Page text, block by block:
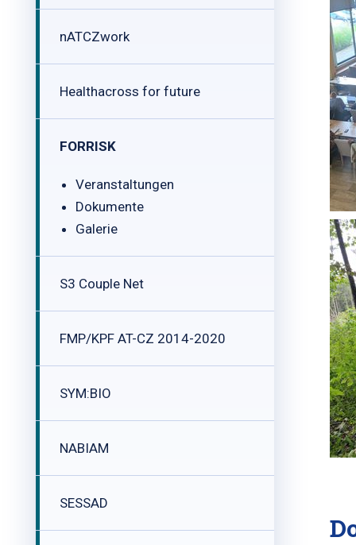
nATCZwork
Healthacross for future
FORRISK
Veranstaltungen
Dokumente
Galerie
S3 Couple Net
FMP/KPF AT-CZ 2014-2020
SYM:BIO
NABIAM
SESSAD